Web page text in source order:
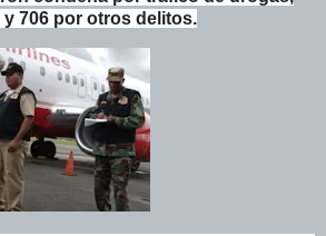
706 por otros delitos.